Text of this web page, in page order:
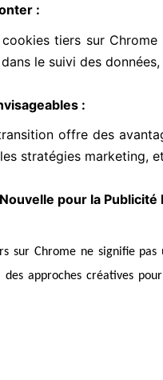
:
tiers sur
le suivi des
:
offre des
stratégies marketing,
pour la Publicité
sur Chrome ne signifie
des approches créatives